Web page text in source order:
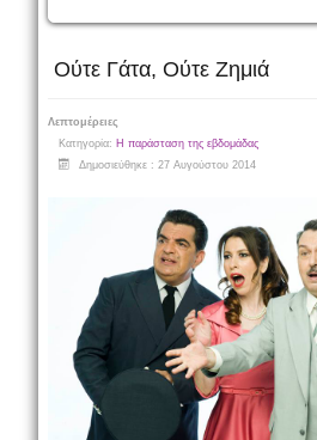
Ούτε Γάτα, Ούτε Ζημιά
Λεπτομέρειες
Κατηγορία: Η παράσταση της εβδομάδας
Δημοσιεύθηκε : 27 Αυγούστου 2014